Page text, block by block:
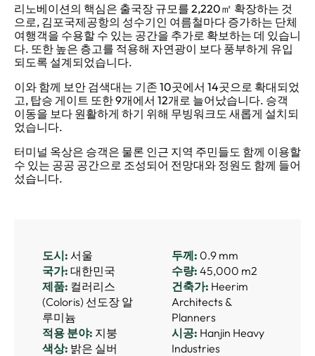
리노베이션의 핵심은 출국장 규모를 2,220㎡ 확장하는 것
으로, 김포국제공항의 성수기인 여름철마다 증가하는 단체
여행객을 수용할 수 있는 공간을 추가로 확보하는 데 있습니
다. 또한 높은 층고를 적용해 자연광이 보다 풍부하게 유입
되도록 설계되었습니다.
이와 함께 보안 검색대는 기존 10곳에서 14곳으로 확대되었
고, 탑승 게이트 또한 9개에서 12개로 늘어났습니다. 승객
이동을 보다 원활하게 하기 위해 무빙워크도 새롭게 설치되
었습니다.
터미널 옥상은 승객은 물론 인근 지역 주민들도 함께 이용할
수 있는 공공 공간으로 조성되어 전망대와 정원도 함께 들어
섰습니다.
도시: 서울
국가: 대한민국
제품: 컬러리스
(Coloris) 선도장 알
루미늄
적용 분야: 지붕
색상: 밝은 실버
두께: 0.9 mm
수량: 45,000 m2
건축가: Heerim
Architects &
Planners
시공: Hanjin Heavy
Industries